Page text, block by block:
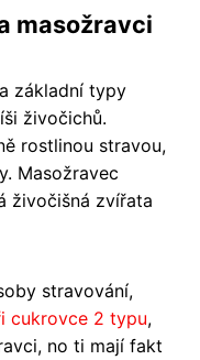
masožravci
základní typy
živočichů.
rostlinou stravou,
Masožravec
živočišná zvířata
stravování,
cukrovce 2 typu,
no ti mají fakt